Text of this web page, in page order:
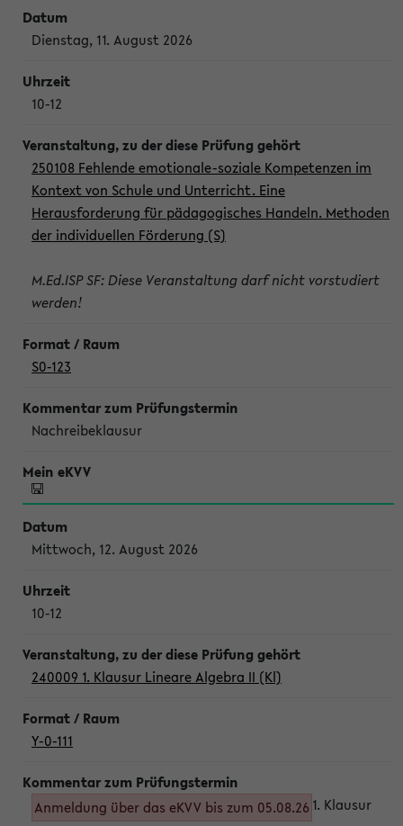
Dienstag, 11. August 2026
10-12
250108 Fehlende emotionale-soziale Kompetenzen im
Kontext von Schule und Unterricht. Eine
Herausforderung für pädagogisches Handeln. Methoden
der individuellen Förderung (S)
M.Ed.ISP SF: Diese Veranstaltung darf nicht vorstudiert
werden!
S0-123
Nachreibeklausur
Mittwoch, 12. August 2026
10-12
240009 1. Klausur Lineare Algebra II (Kl)
Y-0-111
Anmeldung über das eKVV bis zum 05.08.26 1. Klausur